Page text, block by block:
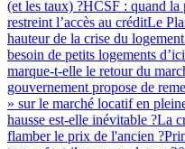
(et les taux) ?HCSF : quand la
restreint l’accès au créditLe
hauteur de la crise du
besoin de petits logements
marque-t-elle le retour du
gouvernement propose de
» sur le marché locatif en
hausse est-elle inévitable ?La
flamber le prix de l'ancien ?